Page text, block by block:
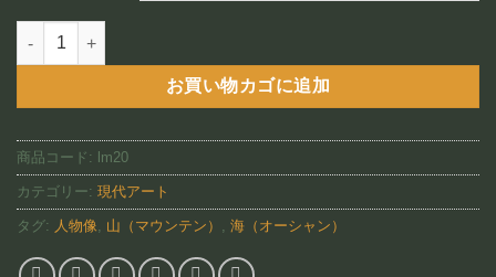
Bora Bora Maiden(LM20)個
お買い物カゴに追加
商品コード: lm20
カテゴリー: 現代アート
タグ: 人物像, 山（マウンテン） , 海（オーシャン）